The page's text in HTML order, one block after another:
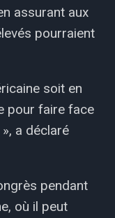
assurant aux
pourraient
soit en
pour faire face
a déclaré
pendant
où il peut